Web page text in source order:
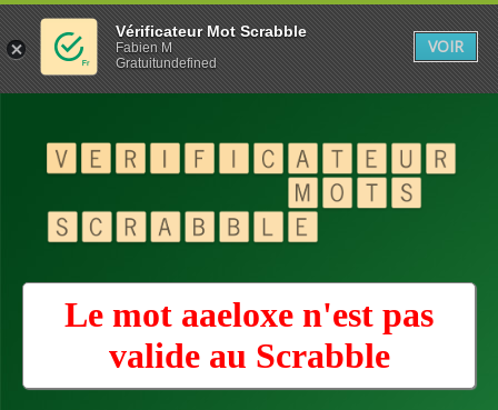
Le mot aaeloxe n'est pas
valide au Scrabble
Vérificateur Mot Scrabble
Fabien M
Gratuitundefined
VOIR